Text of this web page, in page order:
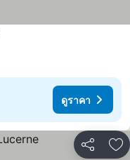
ดูราคา
แชร์ เ